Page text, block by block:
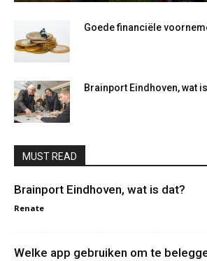
Goede financiële
Brainport Eindhoven, wat
MUST READ
Brainport Eindhoven, wat is dat?
Renate
Welke app gebruiken om te